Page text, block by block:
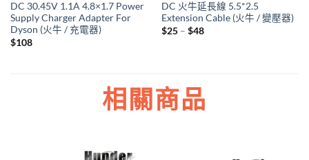
DC 30.45V 1.1A 4.8×1.7 Power
Supply Charger Adapter For
Dyson (火牛 / 充電器)
$108
DC 火牛延長線 5.5*2.5
Extension Cable (火牛 / 變壓器)
$25 – $48Price
相關商品